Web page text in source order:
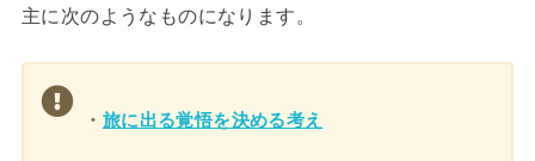
主に次のようなものになります。
・ 旅に出る覚悟を決める考え